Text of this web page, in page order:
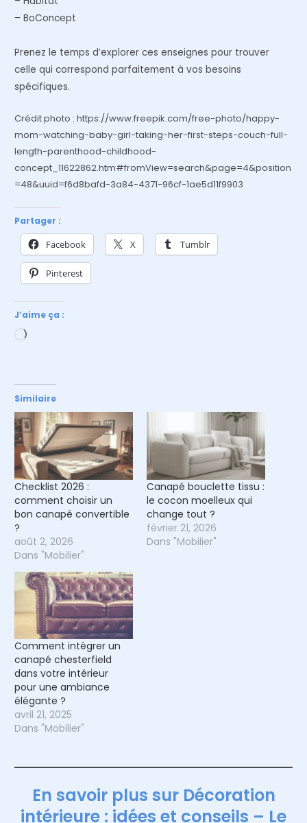
– BoConcept
Prenez le temps d’explorer ces enseignes pour trouver
celle qui correspond parfaitement à vos besoins
spécifiques.
Crédit photo : https://www.freepik.com/free-photo/happy-
mom-watching-baby-girl-taking-her-first-steps-couch-full-
length-parenthood-childhood-
concept_11622862.htm#fromView=search&page=4&position
=48&uuid=f6d8bafd-3a84-4371-96cf-1ae5d11f9903
Partager :
Facebook X Tumblr
Pinterest
J’aime ça :
Chargement…
Similaire
Checklist 2026 :
comment choisir un
bon canapé convertible
?
août 2, 2026
Dans "Mobilier"
Canapé bouclette tissu :
le cocon moelleux qui
change tout ?
février 21, 2026
Dans "Mobilier"
Comment intégrer un
canapé chesterfield
dans votre intérieur
pour une ambiance
élégante ?
avril 21, 2025
Dans "Mobilier"
En savoir plus sur Décoration
intérieure : idées et conseils – Le